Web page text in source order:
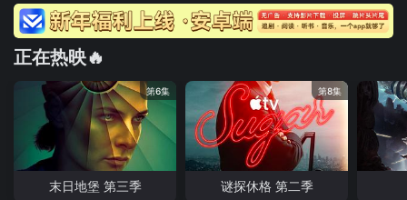
正在热映🔥
第6集
末日地堡 第三季
第8集
谜探休格 第二季